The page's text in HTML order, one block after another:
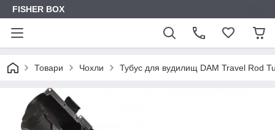
FISHER BOX
Товари Чохли Тубус для вудилищ DAM Travel Rod